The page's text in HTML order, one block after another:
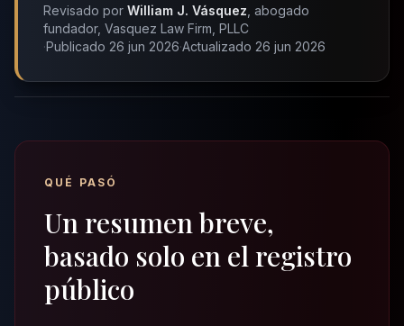
Revisado por William J. Vásquez , abogado
fundador, Vasquez Law Firm, PLLC
·Publicado 26 jun 2026·Actualizado 26 jun 2026
QUÉ PASÓ
Un resumen breve,
basado solo en el registro
público